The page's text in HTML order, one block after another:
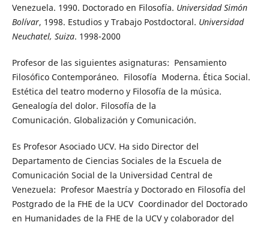
Venezuela. 1990. Doctorado en Filosofía. Universidad Simón
Bolívar, 1998. Estudios y Trabajo Postdoctoral. Universidad
Neuchatel, Suiza. 1998-2000
Profesor de las siguientes asignaturas: Pensamiento
Filosófico Contemporáneo. Filosofía Moderna. Ética Social.
Estética del teatro moderno y Filosofía de la música.
Genealogía del dolor. Filosofía de la
Comunicación. Globalización y Comunicación.
Es Profesor Asociado UCV. Ha sido Director del
Departamento de Ciencias Sociales de la Escuela de
Comunicación Social de la Universidad Central de
Venezuela: Profesor Maestría y Doctorado en Filosofía del
Postgrado de la FHE de la UCV Coordinador del Doctorado
en Humanidades de la FHE de la UCV y colaborador del